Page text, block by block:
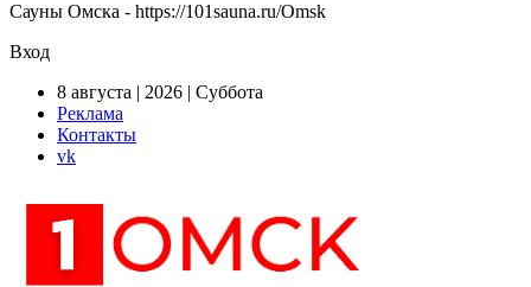
Сауны Омска - https://101sauna.ru/Omsk
Вход
8 августа | 2026 | Суббота
Реклама
Контакты
vk